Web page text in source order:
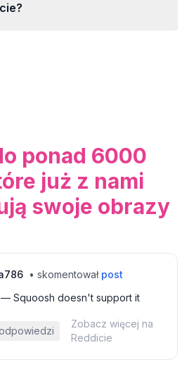
ponad 6000
już z nami
swoje obrazy
• skomentował post
Squoosh doesn't support it
Zobacz więcej na
Reddicie